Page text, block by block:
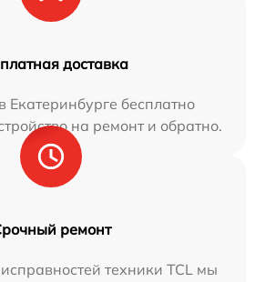
доставка
Екатеринбурге бесплатно
на ремонт и обратно.
ремонт
техники TCL мы